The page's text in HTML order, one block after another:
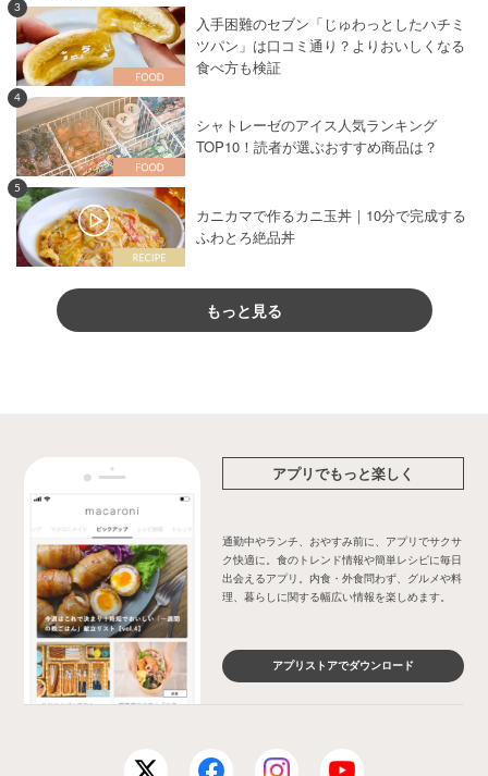
3
入手困難のセブン「じゅわっとしたハチミ
ツパン」は口コミ通り？よりおいしくなる
食べ方も検証
4
シャトレーゼのアイス人気ランキング
TOP10！読者が選ぶおすすめ商品は？
5
カニカマで作るカニ玉丼｜10分で完成する
ふわとろ絶品丼
もっと見る
アプリでもっと楽しく
通勤中やランチ、おやすみ前に、アプリでサクサ
ク快適に。食のトレンド情報や簡単レシピに毎日
出会えるアプリ。内食・外食問わず、グルメや料
理、暮らしに関する幅広い情報を楽しめます。
アプリストアでダウンロード